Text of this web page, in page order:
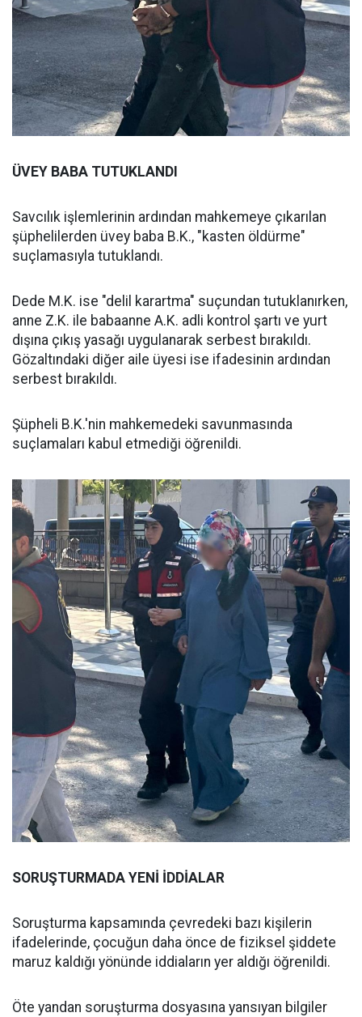
ÜVEY BABA TUTUKLANDI
Savcılık işlemlerinin ardından mahkemeye çıkarılan
şüphelilerden üvey baba B.K., "kasten öldürme"
suçlamasıyla tutuklandı.
Dede M.K. ise "delil karartma" suçundan tutuklanırken,
anne Z.K. ile babaanne A.K. adli kontrol şartı ve yurt
dışına çıkış yasağı uygulanarak serbest bırakıldı.
Gözaltındaki diğer aile üyesi ise ifadesinin ardından
serbest bırakıldı.
Şüpheli B.K.'nin mahkemedeki savunmasında
suçlamaları kabul etmediği öğrenildi.
SORUŞTURMADA YENİ İDDİALAR
Soruşturma kapsamında çevredeki bazı kişilerin
ifadelerinde, çocuğun daha önce de fiziksel şiddete
maruz kaldığı yönünde iddiaların yer aldığı öğrenildi.
Öte yandan soruşturma dosyasına yansıyan bilgiler